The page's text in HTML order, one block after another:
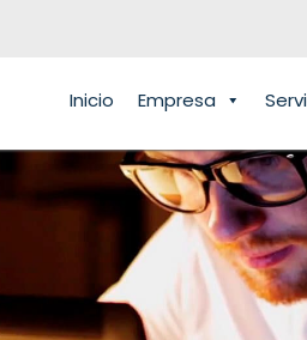
Inicio Empresa